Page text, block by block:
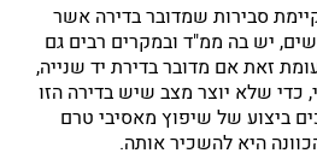
סבירות שמדובר בדירה אשר
יש בה ממ"ד ובמקרים רבים גם
זאת אם מדובר בדירת יד שנייה,
כדי שלא יוצר מצב שיש בדירה הזו
ביצוע של שיפוץ מאסיבי טרם
היא להשכיר אותה.